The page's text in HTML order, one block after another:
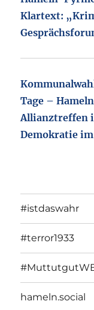
Klartext:
Tage –
Allianztreffen
Demokratie
#istdaswahr
#terror1933
hameln.social